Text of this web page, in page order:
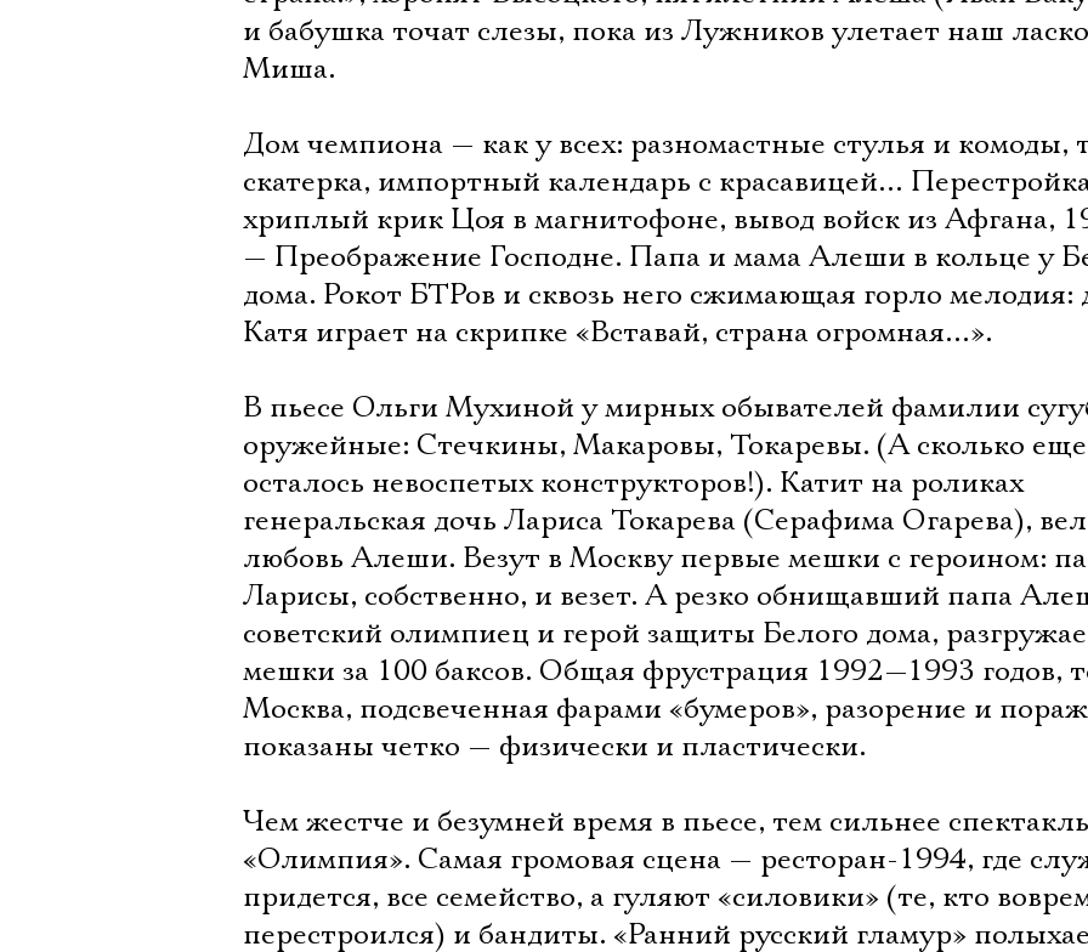
и бабушка точат слезы, пока из Лужников улетает наш
Миша.
Дом чемпиона — как у всех: разномастные стулья и комоды,
скатерка, импортный календарь с красавицей…
хриплый крик Цоя в магнитофоне, вывод войск из Афгана,
— Преображение Господне. Папа и мама Алеши в кольце у
дома. Рокот БТРов и сквозь него сжимающая горло мелодия:
Катя играет на скрипке «Вставай, страна огромная…».
В пьесе Ольги Мухиной у мирных обывателей фамилии
оружейные: Стечкины, Макаровы, Токаревы. (А сколько еще
осталось невоспетых конструкторов!). Катит на роликах
генеральская дочь Лариса Токарева (Серафима Огарева),
любовь Алеши. Везут в Москву первые мешки с героином:
Ларисы, собственно, и везет. А резко обнищавший папа
советский олимпиец и герой защиты Белого дома,
мешки за 100 баксов. Общая фрустрация 1992—1993 годов,
Москва, подсвеченная фарами «бумеров», разорение и
показаны четко — физически и пластически.
Чем жестче и безумней время в пьесе, тем сильнее спектакль
«Олимпия». Самая громовая сцена — ресторан-1994, где
придется, все семейство, а гуляют «силовики» (те, кто
перестроился) и бандиты. «Ранний русский гламур»
Электропочта
Ознакомиться